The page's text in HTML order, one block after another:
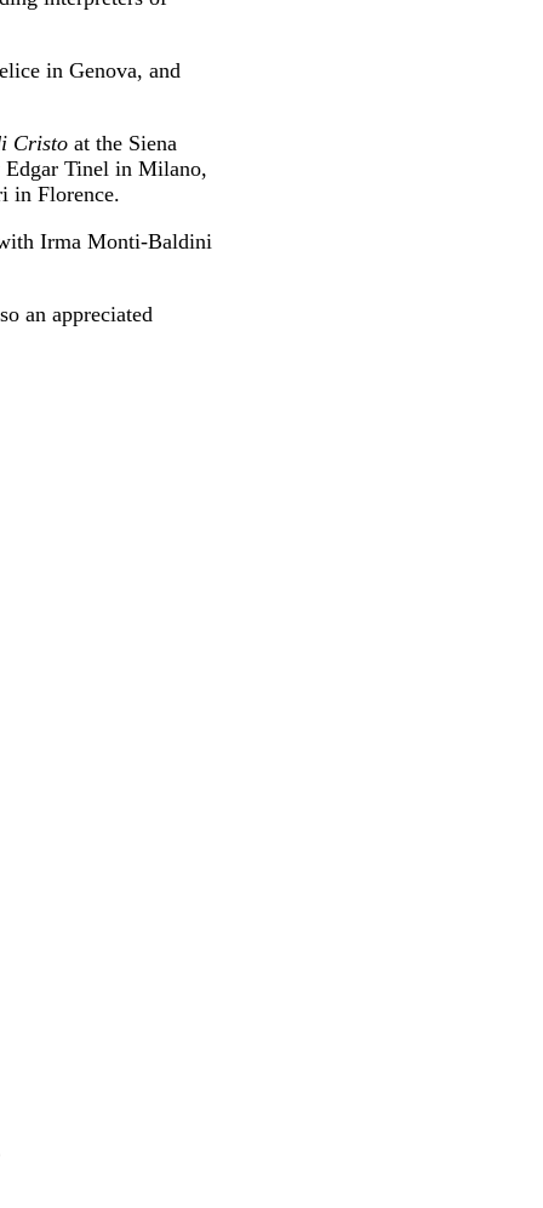
in Genova, and
Cristo at the Siena
Edgar Tinel in Milano,
in Florence.
Irma Monti-Baldini
an appreciated